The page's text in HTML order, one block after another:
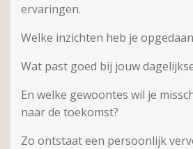
ervaringen.
Welke inzichten heb je
Wat past goed bij jouw
En welke gewoontes wil je
naar de toekomst?
Zo ontstaat een persoonlijk